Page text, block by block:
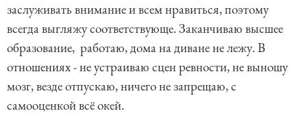
заслуживать внимание и всем нравиться, поэтому
всегда выгляжу соответствующе. Заканчиваю высшее
образование, работаю, дома на диване не лежу. В
отношениях - не устраиваю сцен ревности, не выношу
мозг, везде отпускаю, ничего не запрещаю, с
самооценкой всё окей.